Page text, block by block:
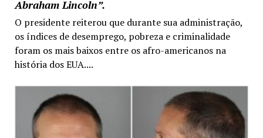
Abraham Lincoln”.
O presidente reiterou que durante sua administração,
os índices de desemprego, pobreza e criminalidade
foram os mais baixos entre os afro-americanos na
história dos EUA....